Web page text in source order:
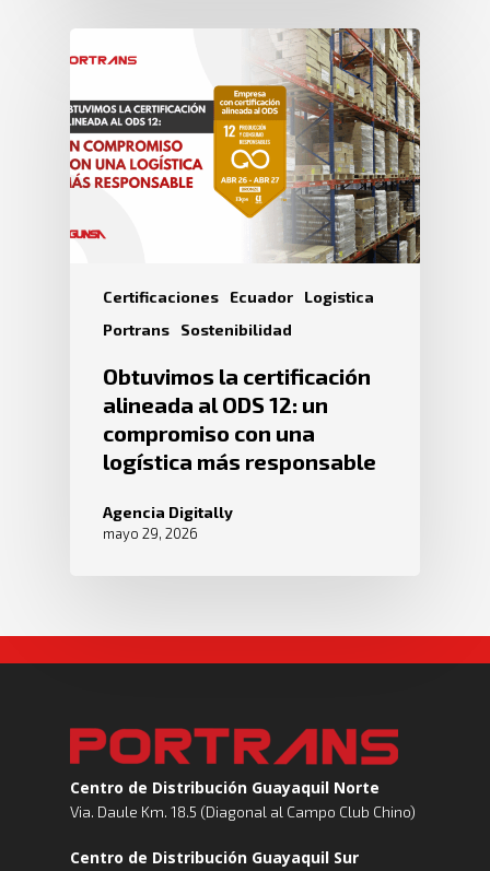
Certificaciones Ecuador
Logistica
Portrans
Sostenibilidad
Obtuvimos la certificación
alineada al ODS 12: un
compromiso con una
logística más responsable
Agencia Digitally
mayo 29, 2026
Centro de Distribución Guayaquil Norte
Via. Daule Km. 18.5 (Diagonal al Campo Club Chino)
Centro de Distribución Guayaquil Sur